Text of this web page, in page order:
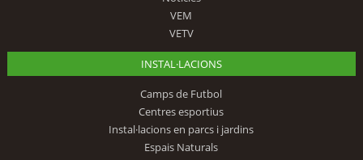
VEM
VETV
INSTAL·LACIONS
Camps de Futbol
Centres esportius
Instal·lacions en parcs i jardins
Espais Naturals